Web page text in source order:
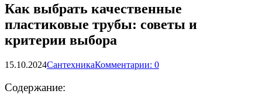
Как выбрать качественные
пластиковые трубы: советы и
критерии выбора
15.10.2024СантехникаКомментарии: 0
Содержание: